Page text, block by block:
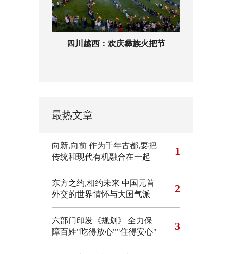
四川越西：欢庆彝族火把节
最热文章
向新,向前 作为千年古都,要把
传统和现代有机融合在一起
1
东方之约,相约未来 中国元首
外交的世界情怀与大国气派
2
六部门印发《规划》 全力保
障百姓"吃得放心""住得安心"
3